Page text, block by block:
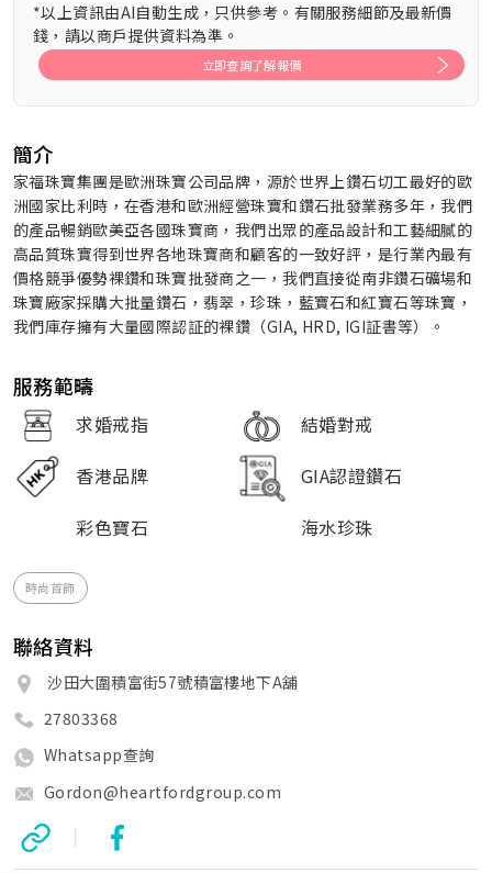
*以上資訊由AI自動生成，只供參考。有關服務細節及最新價
錢，請以商戶提供資料為準。
立即查詢了解報價
簡介
家福珠寶集團是歐洲珠寶公司品牌，源於世界上鑽石切工最好的歐
洲國家比利時，在香港和歐洲經營珠寶和鑽石批發業務多年，我們
的產品暢銷歐美亞各國珠寶商，我們出眾的產品設計和工藝細膩的
高品質珠寶得到世界各地珠寶商和顧客的一致好評，是行業內最有
價格競爭優勢裸鑽和珠寶批發商之一，我們直接從南非鑽石礦場和
珠寶廠家採購大批量鑽石，翡翠，珍珠，藍寶石和紅寶石等珠寶，
我們庫存擁有大量國際認証的裸鑽（GIA, HRD, IGI証書等）。
服務範疇
求婚戒指
結婚對戒
香港品牌
GIA認證鑽石
彩色寶石
海水珍珠
時尚首飾
聯絡資料
沙田大圍積富街57號積富樓地下A舖
27803368
Whatsapp查詢
Gordon@heartfordgroup.com
|